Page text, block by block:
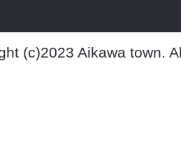
(c)2023 Aikawa town.